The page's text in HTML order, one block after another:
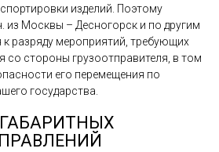
изделий. Поэтому
из Москвы – Десногорск и по другим
разряду мероприятий, требующих
со стороны грузоотправителя, в том
его перемещения по
государства.